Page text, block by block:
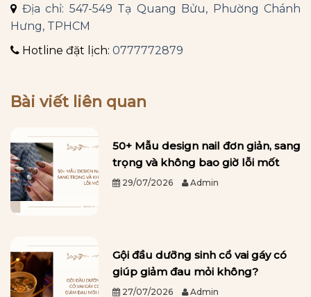
Địa chỉ: 547-549 Tạ Quang Bửu, Phường Chánh
Hưng, TPHCM
Hotline đặt lịch: 0777772879
Bài viết liên quan
50+ Mẫu design nail đơn giản, sang
trọng và không bao giờ lỗi mốt
29/07/2026 Admin
Gội đầu dưỡng sinh cổ vai gáy có
giúp giảm đau mỏi không?
27/07/2026 Admin